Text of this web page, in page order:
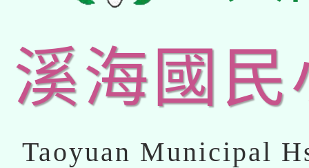
溪海國民
Taoyuan Municipal